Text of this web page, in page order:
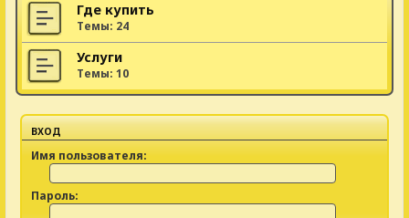
Где купить
Темы: 24
Услуги
Темы: 10
ВХОД
Имя пользователя:
Пароль: